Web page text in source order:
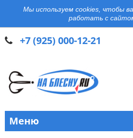
Мы используем cookies, чтобы
работать с
+7 (925) 000-12-21
Меню